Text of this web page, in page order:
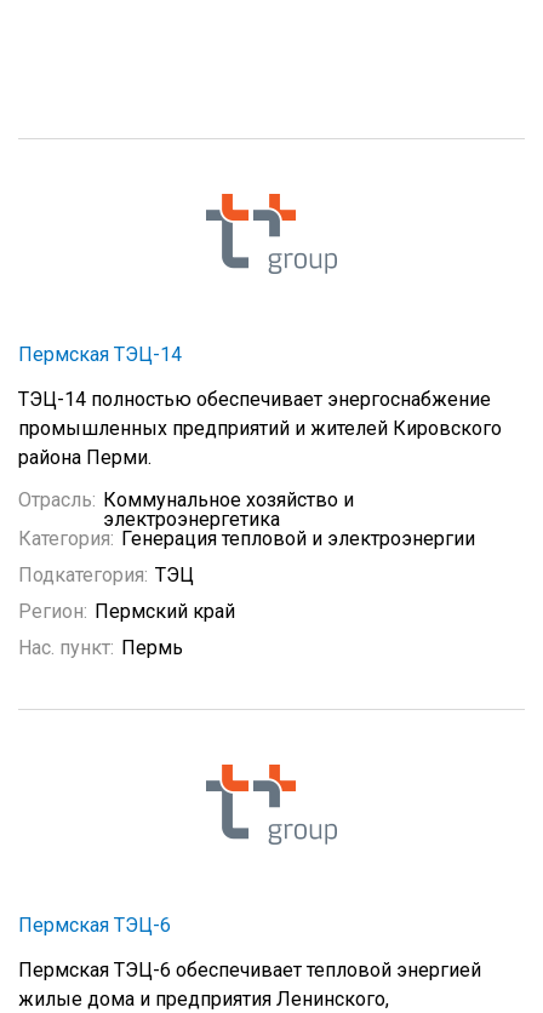
Пермская ТЭЦ-14
ТЭЦ-14 полностью обеспечивает энергоснабжение
промышленных предприятий и жителей Кировского
района Перми.
Отрасль: Коммунальное хозяйство и
электроэнергетика
Категория: Генерация тепловой и электроэнергии
Подкатегория: ТЭЦ
Регион: Пермский край
Нас. пункт: Пермь
Пермская ТЭЦ-6
Пермская ТЭЦ-6 обеспечивает тепловой энергией
жилые дома и предприятия Ленинского,